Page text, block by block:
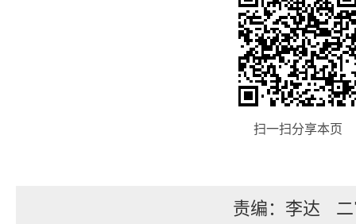
扫一扫分享本页
责编：李达